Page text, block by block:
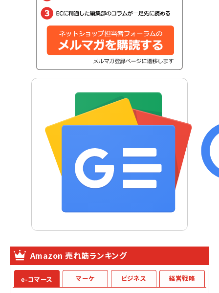
Amazon 売れ筋ランキング
e-コマース マーケ ビジネス 経営戦略